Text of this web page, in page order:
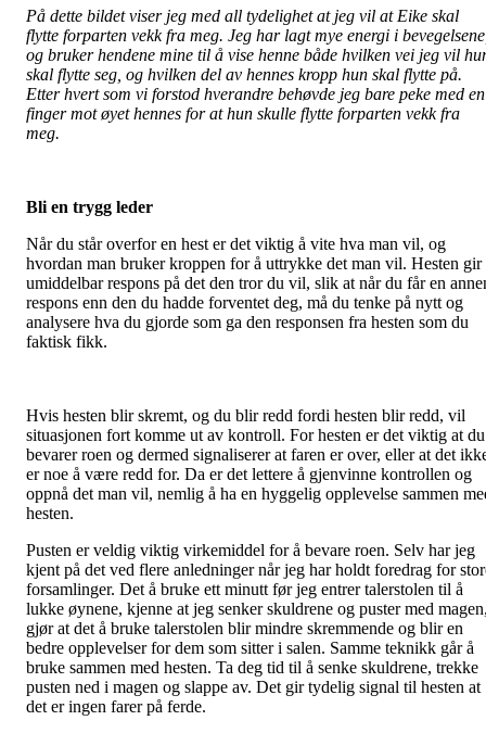
På dette bildet viser jeg med all tydelighet at jeg vil at Eike skal
flytte forparten vekk fra meg. Jeg har lagt mye energi i
og bruker hendene mine til å vise henne både hvilken vei jeg vil
skal flytte seg, og hvilken del av hennes kropp hun skal flytte på.
Etter hvert som vi forstod hverandre behøvde jeg bare peke med en
finger mot øyet hennes for at hun skulle flytte forparten vekk fra
meg.
Bli en trygg leder
Når du står overfor en hest er det viktig å vite hva man vil, og
hvordan man bruker kroppen for å uttrykke det man vil. Hesten gir
umiddelbar respons på det den tror du vil, slik at når du får en
respons enn den du hadde forventet deg, må du tenke på nytt og
analysere hva du gjorde som ga den responsen fra hesten som du
faktisk fikk.
Hvis hesten blir skremt, og du blir redd fordi hesten blir redd, vil
situasjonen fort komme ut av kontroll. For hesten er det viktig at du
bevarer roen og dermed signaliserer at faren er over, eller at det
er noe å være redd for. Da er det lettere å gjenvinne kontrollen og
oppnå det man vil, nemlig å ha en hyggelig opplevelse sammen
hesten.
Pusten er veldig viktig virkemiddel for å bevare roen. Selv har jeg
kjent på det ved flere anledninger når jeg har holdt foredrag for
forsamlinger. Det å bruke ett minutt før jeg entrer talerstolen til å
lukke øynene, kjenne at jeg senker skuldrene og puster med
gjør at det å bruke talerstolen blir mindre skremmende og blir en
bedre opplevelser for dem som sitter i salen. Samme teknikk går å
bruke sammen med hesten. Ta deg tid til å senke skuldrene, trekke
pusten ned i magen og slappe av. Det gir tydelig signal til hesten at
det er ingen farer på ferde.